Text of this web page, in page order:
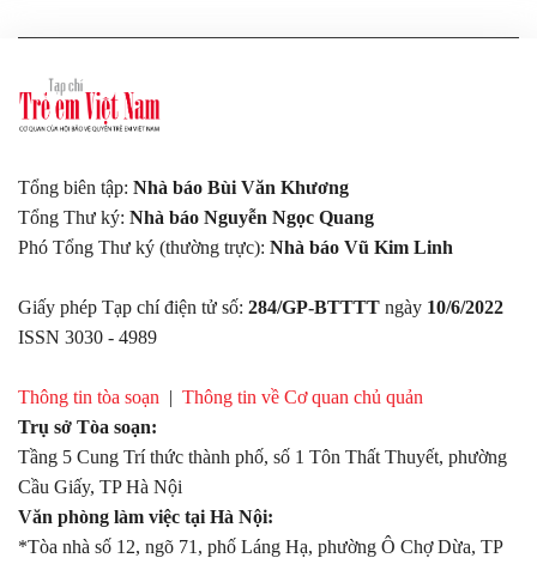
Tổng biên tập: Nhà báo Bùi Văn Khương
Tổng Thư ký: Nhà báo Nguyễn Ngọc Quang
Phó Tổng Thư ký (thường trực): Nhà báo Vũ Kim Linh
Giấy phép Tạp chí điện tử số: 284/GP-BTTTT ngày 10/6/2022
ISSN 3030 - 4989
Thông tin tòa soạn | Thông tin về Cơ quan chủ quản
Trụ sở Tòa soạn:
Tầng 5 Cung Trí thức thành phố, số 1 Tôn Thất Thuyết, phường
Cầu Giấy, TP Hà Nội
Văn phòng làm việc tại Hà Nội:
*Tòa nhà số 12, ngõ 71, phố Láng Hạ, phường Ô Chợ Dừa, TP